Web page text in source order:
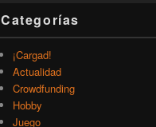
Categorías
¡Cargad!
Actualidad
Crowdfunding
Hobby
Juego